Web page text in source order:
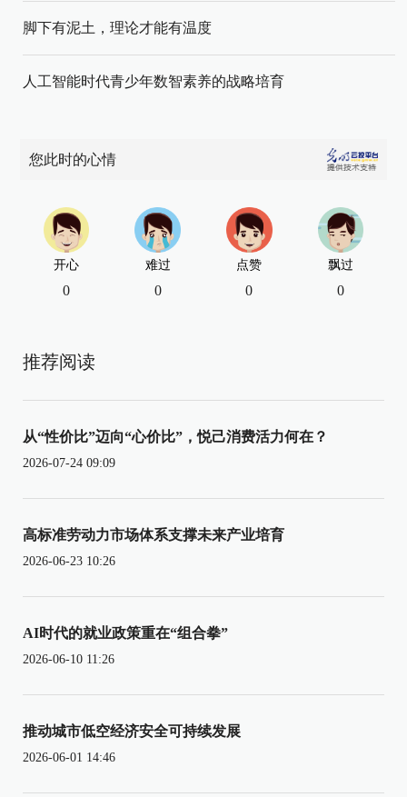
脚下有泥土，理论才能有温度
人工智能时代青少年数智素养的战略培育
您此时的心情
开心
0
难过
0
点赞
0
飘过
0
推荐阅读
从“性价比”迈向“心价比”，悦己消费活力何在？
2026-07-24 09:09
高标准劳动力市场体系支撑未来产业培育
2026-06-23 10:26
AI时代的就业政策重在“组合拳”
2026-06-10 11:26
推动城市低空经济安全可持续发展
2026-06-01 14:46